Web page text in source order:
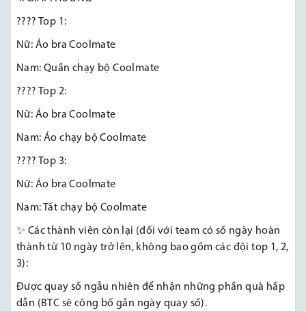
???? Top 1:
Nữ: Áo bra Coolmate
Nam: Quần chạy bộ Coolmate
???? Top 2:
Nữ: Áo bra Coolmate
Nam: Áo chạy bộ Coolmate
???? Top 3:
Nữ: Áo bra Coolmate
Nam: Tất chạy bộ Coolmate
✨ Các thành viên còn lại (đối với team có số ngày hoàn
thành từ 10 ngày trở lên, không bao gồm các đội top 1, 2,
3):
Được quay số ngẫu nhiên để nhận những phần quà hấp
dẫn (BTC sẽ công bố gần ngày quay số).